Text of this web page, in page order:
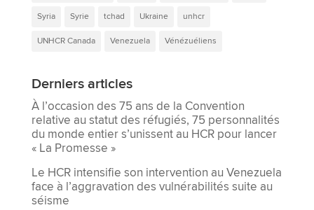
Syria Syrie tchad Ukraine unhcr
UNHCR Canada Venezuela Vénézuéliens
Derniers articles
À l’occasion des 75 ans de la Convention
relative au statut des réfugiés, 75 personnalités
du monde entier s’unissent au HCR pour lancer
« La Promesse »
Le HCR intensifie son intervention au Venezuela
face à l’aggravation des vulnérabilités suite au
séisme